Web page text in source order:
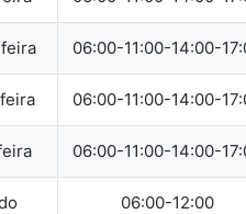
06:00-11:00-14:00-
06:00-11:00-14:00-
06:00-11:00-14:00-
06:00-12:00